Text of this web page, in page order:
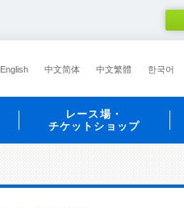
English 中文简体 中文繁體 한국어
レース場・
チケットショップ